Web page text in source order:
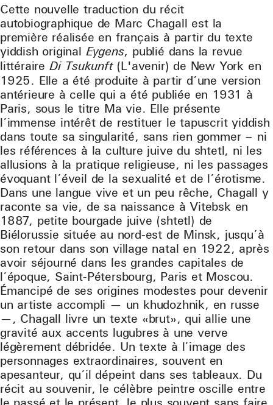
Cette nouvelle traduction du récit
autobiographique de Marc Chagall est la
première réalisée en français à partir du texte
yiddish original Eygens, publié dans la revue
littéraire Di Tsukunft (L'avenir) de New York en
1925. Elle a été produite à partir d’une version
antérieure à celle qui a été publiée en 1931 à
Paris, sous le titre Ma vie. Elle présente
l’immense intérêt de restituer le tapuscrit yiddish
dans toute sa singularité, sans rien gommer – ni
les références à la culture juive du shtetl, ni les
allusions à la pratique religieuse, ni les passages
évoquant l’éveil de la sexualité et de l’érotisme.
Dans une langue vive et un peu rêche, Chagall y
raconte sa vie, de sa naissance à Vitebsk en
1887, petite bourgade juive (shtetl) de
Biélorussie située au nord-est de Minsk, jusqu’à
son retour dans son village natal en 1922, après
avoir séjourné dans les grandes capitales de
l’époque, Saint-Pétersbourg, Paris et Moscou.
Émancipé de ses origines modestes pour devenir
un artiste accompli — un khudozhnik, en russe
—, Chagall livre un texte «brut», qui allie une
gravité aux accents lugubres à une verve
légèrement débridée. Un texte à l’image des
personnages extraordinaires, souvent en
apesanteur, qu’il dépeint dans ses tableaux. Du
récit au souvenir, le célèbre peintre oscille entre